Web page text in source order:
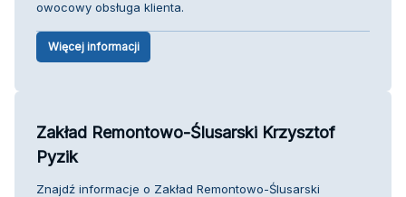
owocowy obsługa klienta.
Więcej informacji
Zakład Remontowo-Ślusarski Krzysztof
Pyzik
Znajdź informacje o Zakład Remontowo-Ślusarski